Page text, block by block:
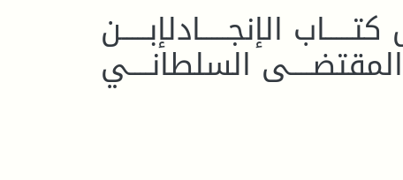
الإنجـــــادلإبـــــن
السلطانــــي